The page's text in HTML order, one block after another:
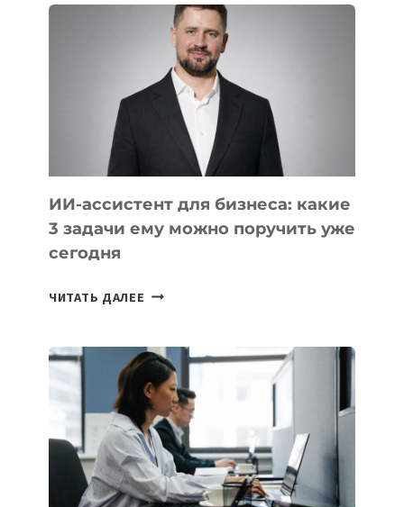
КОТОРЫЕ
РАЗВИВАЮТ
ТЕХНОЛОГИЧЕСКОЕ
ОБРАЗОВАНИЕ
ТАДЖИКИСТАНА
ИИ-ассистент для бизнеса: какие
3 задачи ему можно поручить уже
сегодня
ЧИТАТЬ ДАЛЕЕ ИИ-
БИЗНЕСА:
КАКИЕ
3
ЗАДАЧИ
ЕМУ
МОЖНО
ПОРУЧИТЬ